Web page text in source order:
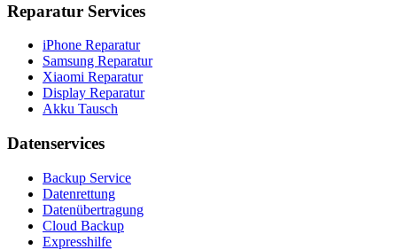
Reparatur Services
iPhone Reparatur
Samsung Reparatur
Xiaomi Reparatur
Display Reparatur
Akku Tausch
Datenservices
Backup Service
Datenrettung
Datenübertragung
Cloud Backup
Expresshilfe